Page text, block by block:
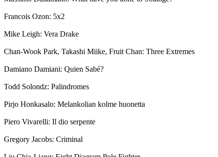
Francois Ozon: 5x2
Mike Leigh: Vera Drake
Chan-Wook Park, Takashi Miike, Fruit Chan: Three Extremes
Damiano Damiani: Quien Sabé?
Todd Solondz: Palindromes
Pirjo Honkasalo: Melankolian kolme huonetta
Piero Vivarelli: Il dio serpente
Gregory Jacobs: Criminal